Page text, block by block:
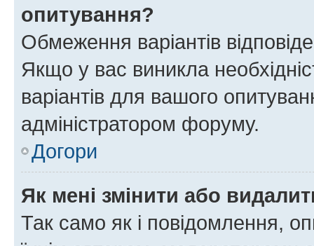
опитування?
Обмеження варіантів
Якщо у вас виникла
варіантів для вашого
адміністратором форуму.
Догори
Як мені змінити або
Так само як і повідомлення,